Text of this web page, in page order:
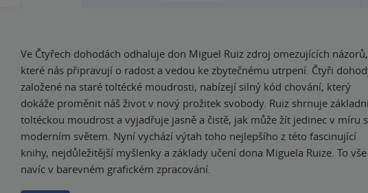
Ve Čtyřech dohodách odhaluje don Miguel Ruiz zdroj omezujících názorů,
které nás připravují o radost a vedou ke zbytečnému utrpení. Čtyři
založené na staré toltécké moudrosti, nabízejí silný kód chování, který
dokáže proměnit náš život v nový prožitek svobody. Ruiz shrnuje
toltéckou moudrost a vyjadřuje jasně a čistě, jak může žít jedinec v míru s
moderním světem. Nyní vychází výtah toho nejlepšího z této fascinující
knihy, nejdůležitější myšlenky a základy učení dona Miguela Ruize. To vše
navíc v barevném grafickém zpracování.